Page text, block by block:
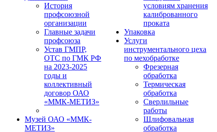
История
профсоюзной
организации
Главные задачи
профсоюза
Устав ГМПР,
ОТС по ГМК РФ
на 2023-2025
годы и
коллективный
договор ОАО
«ММК-МЕТИЗ»
Музей ОАО «ММК-
МЕТИЗ»
условиям хранения
калиброванного
проката
Упаковка
Услуги
инструментального цеха
по мехобработке
Фрезерная
обработка
Термическая
обработка
Сверлильные
работы
Шлифовальная
обработка